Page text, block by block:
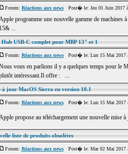
Forum: Réactions aux newsPost� le: Jeu 01 Juin 2017
programme une nouvelle gamme de
15& ...
USB-C complet pour MBP 13" et 1
Forum: Réactions aux newsPost� le: Lun 15 Mai 2017
vous en parlions il y a quelques temps pour le
intéressant.Il offre : ...
jour MacOS Sierra en version 10.1
Forum: Réactions aux newsPost� le: Lun 15 Mai 2017
propose au téléchargement une nouvelle mise
liste de produits obsolètes
Forum: Réactions aux newsPost� le: Mar 02 Mai 2017